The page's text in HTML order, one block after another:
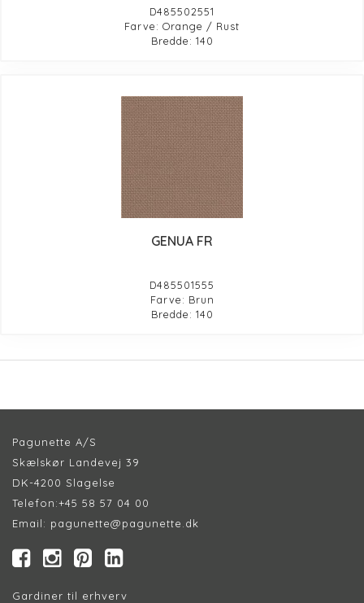
D485502551
Farve: Orange / Rust
Bredde: 140
GENUA FR
D485501555
Farve: Brun
Bredde: 140
Pagunette A/S
Skælskør Landevej 39
DK-4200 Slagelse
Telefon:+45 58 57 04 00
Email: pagunette@pagunette.dk
Gardiner til erhverv